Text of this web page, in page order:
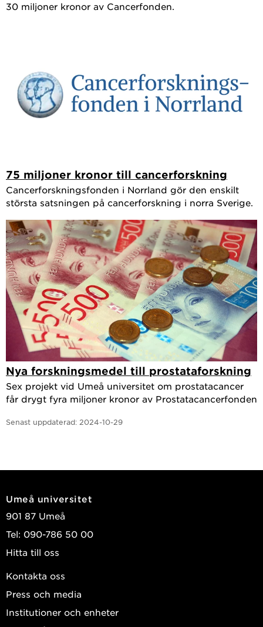
30 miljoner kronor av Cancerfonden.
75 miljoner kronor till cancerforskning
Cancerforskningsfonden i Norrland gör den enskilt
största satsningen på cancerforskning i norra Sverige.
Nya forskningsmedel till prostataforskning
Sex projekt vid Umeå universitet om prostatacancer
får drygt fyra miljoner kronor av Prostatacancerfonden
Senast uppdaterad: 2024-10-29
Umeå universitet
901 87 Umeå
Tel: 090-786 50 00
Hitta till oss
Kontakta oss
Press och media
Institutioner och enheter